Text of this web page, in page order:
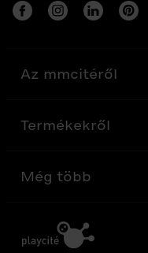
Az mmcitéről
Termékekről
Még több